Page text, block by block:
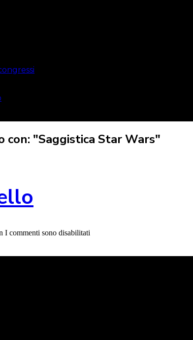
con: "Saggistica Star Wars"
I commenti sono disabilitati